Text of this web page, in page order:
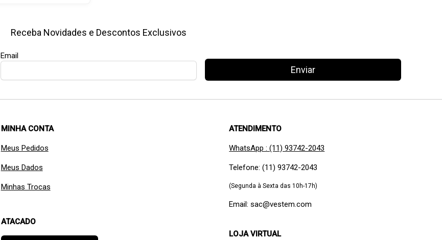
Receba Novidades e Descontos Exclusivos
Email
Enviar
MINHA CONTA
Meus Pedidos
Meus Dados
Minhas Trocas
ATACADO
ATENDIMENTO
WhatsApp : (11) 93742-2043
Telefone: (11) 93742-2043
(Segunda à Sexta das 10h-17h)
Email: sac@vestem.com
LOJA VIRTUAL